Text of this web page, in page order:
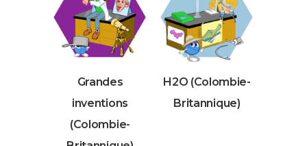
Grandes
inventions
(Colombie-
H2O (Colombie-
Britannique)